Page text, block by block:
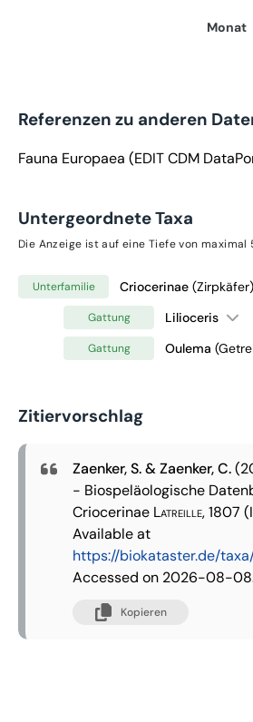
Monat
Referenzen zu anderen
Fauna Europaea (EDIT CDM
Untergeordnete Taxa
Die Anzeige ist auf eine Tiefe von maximal
Unterfamilie Criocerinae (Zirpkäfer)
Gattung Lilioceris
Gattung Oulema
Zitiervorschlag
Zaenker, S. & Zaenker, C.
- Biospeläologische
Criocerinae Latreille, 1807
Available at
https://biokataster.de/
Accessed on 2026-08-
Kopieren